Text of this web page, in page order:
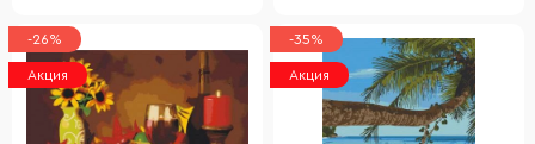
-26%
Акция
-35%
Акция